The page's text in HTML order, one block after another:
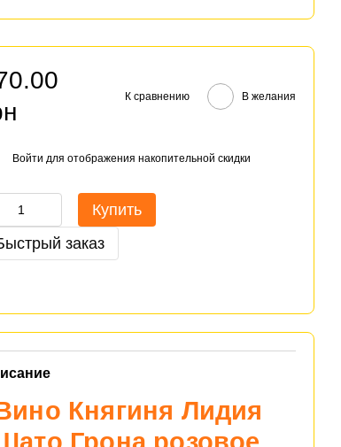
К сравнению В желания
Войти для отображения накопительной скидки
Купить
заказ
Княгиня Лидия